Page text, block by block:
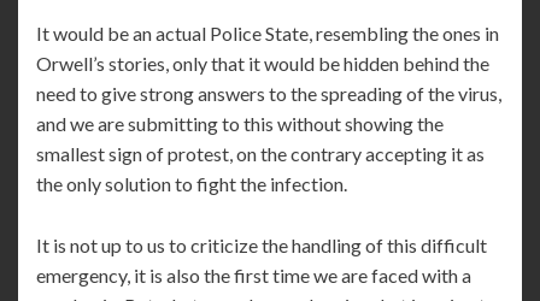
It would be an actual Police State, resembling the ones in
Orwell’s stories, only that it would be hidden behind the
need to give strong answers to the spreading of the virus,
and we are submitting to this without showing the
smallest sign of protest, on the contrary accepting it as
the only solution to fight the infection.
It is not up to us to criticize the handling of this difficult
emergency, it is also the first time we are faced with a